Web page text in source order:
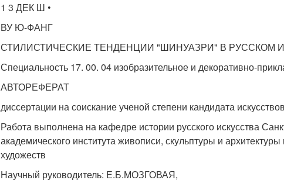
1 3 ДЕК Ш •
ВУ Ю-ФАНГ
СТИЛИСТИЧЕСКИЕ ТЕНДЕНЦИИ "ШИНУАЗРИ" В РУССКОМ
Специальность 17. 00. 04 изобразительное и декоративно-
АВТОРЕФЕРАТ
диссертации на соискание ученой степени кандидата
Работа выполнена на кафедре истории русского искусства
академического института живописи, скульптуры и
художеств
Научный руководитель: Е.Б.МОЗГОВАЯ,